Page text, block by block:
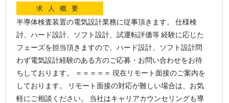
求人概要
半導体検査装置の電気設計業務に従事頂きます。 仕様検
討、ハード設計、ソフト設計、試運転評価等 経験に応じた
フェーズを担当頂きますので、ハード設計、ソフト設計問
わず電気設計経験のある方のご応募・お問い合わせをお待
ちしております。 ＝＝＝＝＝ 現在リモート面接のご案内を
しております。 リモート面接の対応が難しい場合は、お気
軽にご相談ください。 当社はキャリアカウンセリングも導